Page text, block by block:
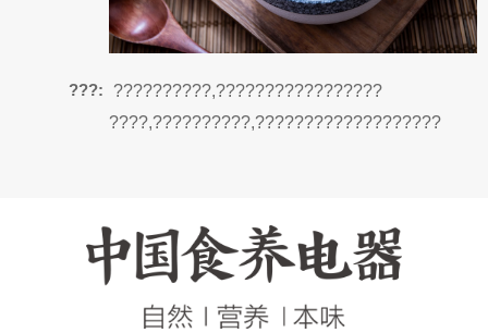
???:
??????????,?????????????????
????,??????????,???????????????????